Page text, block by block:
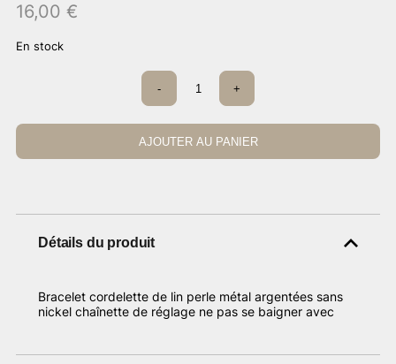
16,00 €
En stock
quantité
Bracelet
CDS
- +
AJOUTER AU PANIER
Détails du produit
Bracelet cordelette de lin perle métal argentées sans
nickel chaînette de réglage ne pas se baigner avec